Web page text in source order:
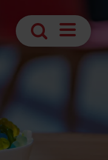
Vyhledávání
Otevřít
navigaci